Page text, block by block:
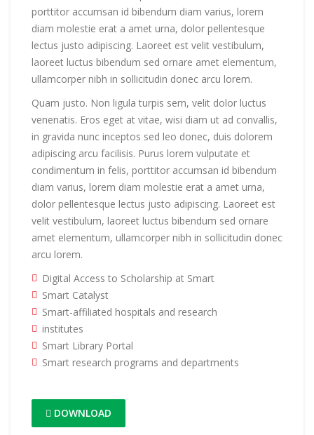
porttitor accumsan id bibendum diam varius, lorem
diam molestie erat a amet urna, dolor pellentesque
lectus justo adipiscing. Laoreet est velit vestibulum,
laoreet luctus bibendum sed ornare amet elementum,
ullamcorper nibh in sollicitudin donec arcu lorem.
Quam justo. Non ligula turpis sem, velit dolor luctus
venenatis. Eros eget at vitae, wisi diam ut ad convallis,
in gravida nunc inceptos sed leo donec, duis dolorem
adipiscing arcu facilisis. Purus lorem vulputate et
condimentum in felis, porttitor accumsan id bibendum
diam varius, lorem diam molestie erat a amet urna,
dolor pellentesque lectus justo adipiscing. Laoreet est
velit vestibulum, laoreet luctus bibendum sed ornare
amet elementum, ullamcorper nibh in sollicitudin donec
arcu lorem.
Digital Access to Scholarship at Smart
Smart Catalyst
Smart-affiliated hospitals and research
institutes
Smart Library Portal
Smart research programs and departments
DOWNLOAD